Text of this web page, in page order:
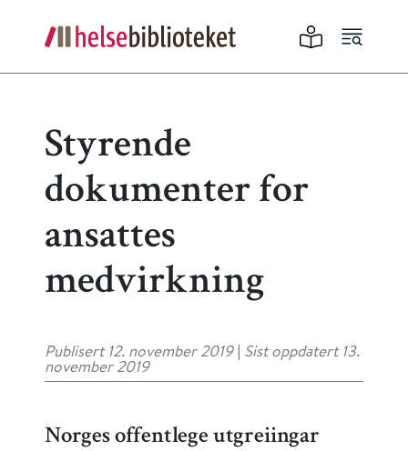
Styrende
dokumenter for
ansattes
medvirkning
Publisert 12. november 2019 | Sist oppdatert 13.
november 2019
Norges offentlege utgreiingar